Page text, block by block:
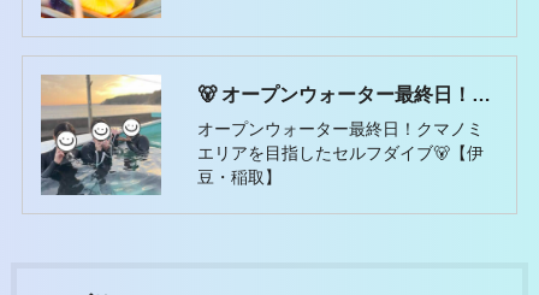
🐻 オープンウォーター最終日！クマノミエリアを目指してセルフダイブ🐠
オープンウォーター最終日！クマノミ
エリアを目指したセルフダイブ🐻【伊
豆・稲取】